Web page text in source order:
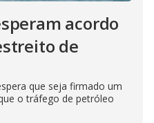
acordo
de
que seja firmado um
o tráfego de petróleo